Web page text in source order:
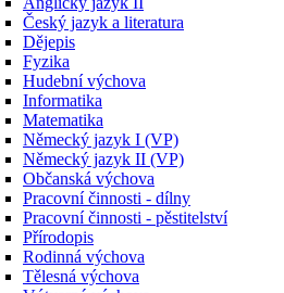
Český jazyk a literatura
Dějepis
Fyzika
Hudební výchova
Informatika
Matematika
Německý jazyk I (VP)
Německý jazyk II (VP)
Občanská výchova
Pracovní činnosti - dílny
Pracovní činnosti - pěstitelství
Přírodopis
Rodinná výchova
Tělesná výchova